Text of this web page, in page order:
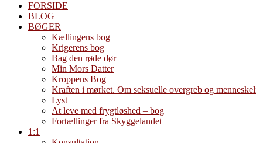
FORSIDE
BLOG
BØGER
Kællingens bog
Krigerens bog
Bag den røde dør
Min Mors Datter
Kroppens Bog
Kraften i mørket. Om seksuelle overgreb og
Lyst
At leve med frygtløshed – bog
Fortællinger fra Skyggelandet
1:1